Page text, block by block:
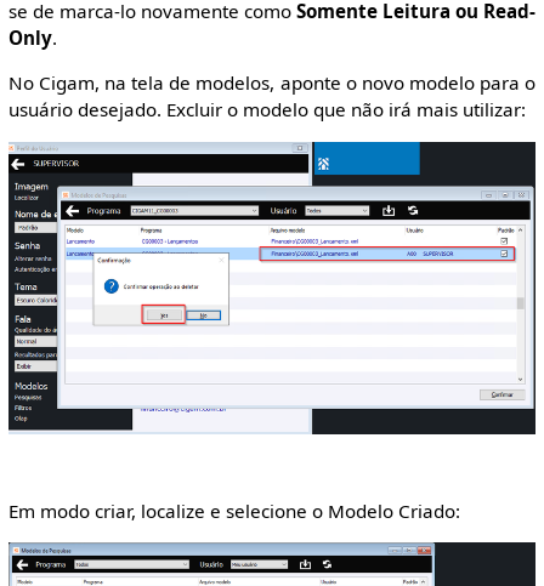
se de marca-lo novamente comoSomente Leitura ou Read-
Only.
No Cigam, na tela de modelos, aponte o novo modelo para o
usuário desejado. Excluir o modelo que não irá mais utilizar:
Em modo criar, localize e selecione o Modelo Criado: